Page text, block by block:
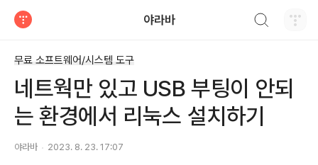
야라바
무료 소프트웨어/시스템 도구
네트웍만 있고 USB 부팅이 안되
는 환경에서 리눅스 설치하기
야라바 2023. 8. 23. 17:07